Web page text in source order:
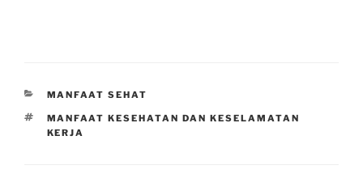
CATEGORIES
MANFAAT SEHAT
TAGS
MANFAAT KESEHATAN DAN KESELAMATAN
KERJA